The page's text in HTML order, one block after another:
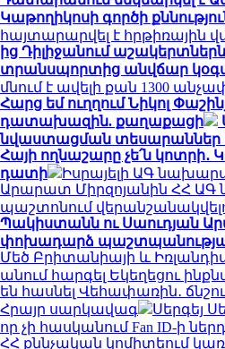
Կաթողիկոսի գործի
հայտարարվել է հրթիռային
ից Դիլիջանում
տրանսպորտից անվճար
մնում է ավելի քան 1300
Հարց եմ ուղղում Նիկոլ
դատախազին. քաղաքացի
նվաստացման տեսարաններ
Հայի ողնաշարը չե՛ն կոտրի․
դատի
Իսրայելի ԱԳ
Արարատ Միրզոյանին ՀՀ
պաշտոնում
Պակիստանն ու Սաուդյան
փոխադարձ
Մեծ Բրիտանիայի և
անում հարգել Եկեղեցու
են հասնել Վեհափառին․
Հրայր սարկավագ
Սերգեյ
որ չի հասկանում Fan ID-ի
ՀՀ քննչական կոմիտեում